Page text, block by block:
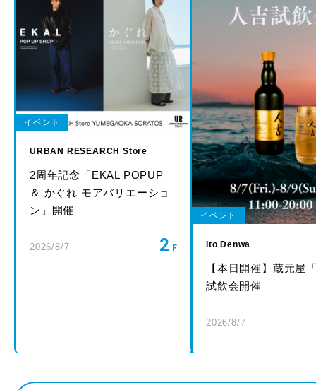
イベント
URBAN RESEARCH Store
2周年記念「EKAL POPUP
＆ かぐれ モアバリエーショ
ン」開催
2026/8/7 2
イベント
Ito Denwa
【本日開催】蔵元屋
試飲会開催
2026/8/7